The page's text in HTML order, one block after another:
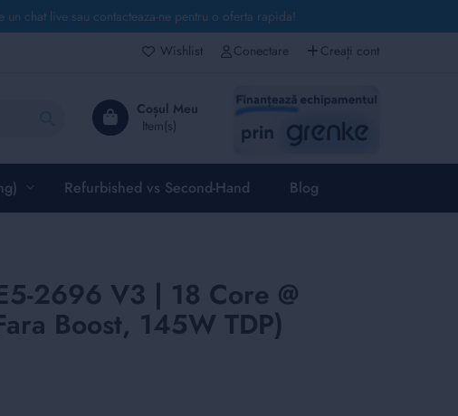
chat live sau contacteaza-ne pentru o oferta rapida!
Wishlist Conectare Creați cont
Coșul Meu
Căutare
Refurbished vs Second-Hand Blog
2696 V3 | 18 Core @
Boost, 145W TDP)